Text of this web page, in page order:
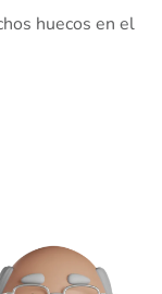
huecos en el